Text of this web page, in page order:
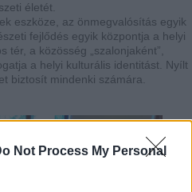
Not Process My Personal
életét.
eszköze, az önmegvalósítás egyik
fejlődés egyik központja a helyi
tér, a közösség „szalonjaként”,
a helyi kulturális identitást. Nyílt
biztosít mindenki számára.